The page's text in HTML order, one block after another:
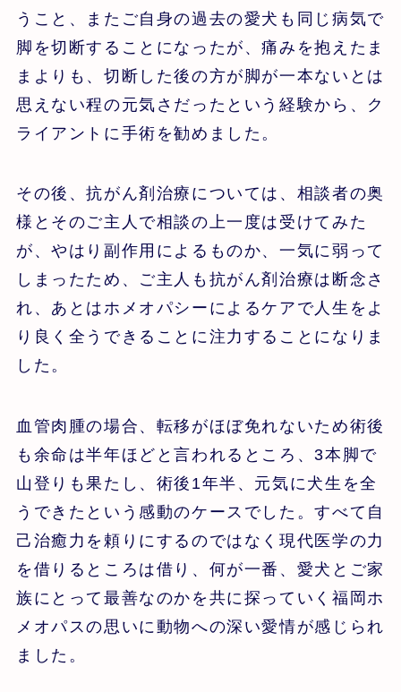
うこと、またご自身の過去の愛犬も同じ病気で
脚を切断することになったが、痛みを抱えたま
まよりも、切断した後の方が脚が一本ないとは
思えない程の元気さだったという経験から、ク
ライアントに手術を勧めました。
その後、抗がん剤治療については、相談者の奥
様とそのご主人で相談の上一度は受けてみた
が、やはり副作用によるものか、一気に弱って
しまったため、ご主人も抗がん剤治療は断念さ
れ、あとはホメオパシーによるケアで人生をよ
り良く全うできることに注力することになりま
した。
血管肉腫の場合、転移がほぼ免れないため術後
も余命は半年ほどと言われるところ、3本脚で
山登りも果たし、術後1年半、元気に犬生を全
うできたという感動のケースでした。すべて自
己治癒力を頼りにするのではなく現代医学の力
を借りるところは借り、何が一番、愛犬とご家
族にとって最善なのかを共に探っていく福岡ホ
メオパスの思いに動物への深い愛情が感じられ
ました。